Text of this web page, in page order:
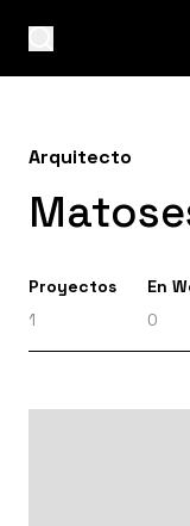
Arquitecto
Proyectos
1
En
0